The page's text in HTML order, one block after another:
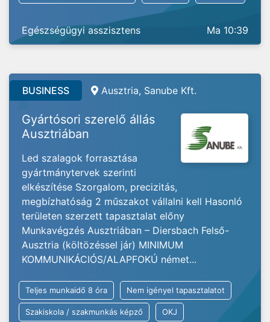
Egészségügyi asszisztens Ma 10:39
BUSINESS Ausztria, Sanube Kft.
Gyártósori szerelő állás
Ausztriában
Led szalagok forrasztása
gyártmánytervek szerinti
elkészítése Szorgalom, precizitás,
megbízhatóság 2 műszakot vállalni kell Hasonló
területen szerzett tapasztalat előny
Munkavégzés Ausztriában – Diersbach Felső-
Ausztria (költözéssel jár) MINIMUM
KOMMUNIKÁCIÓS/ALAPFOKÚ német...
Teljes munkaidő 8 óra Nem igényel tapasztalatot
Szakiskola / szakmunkás képző OKJ